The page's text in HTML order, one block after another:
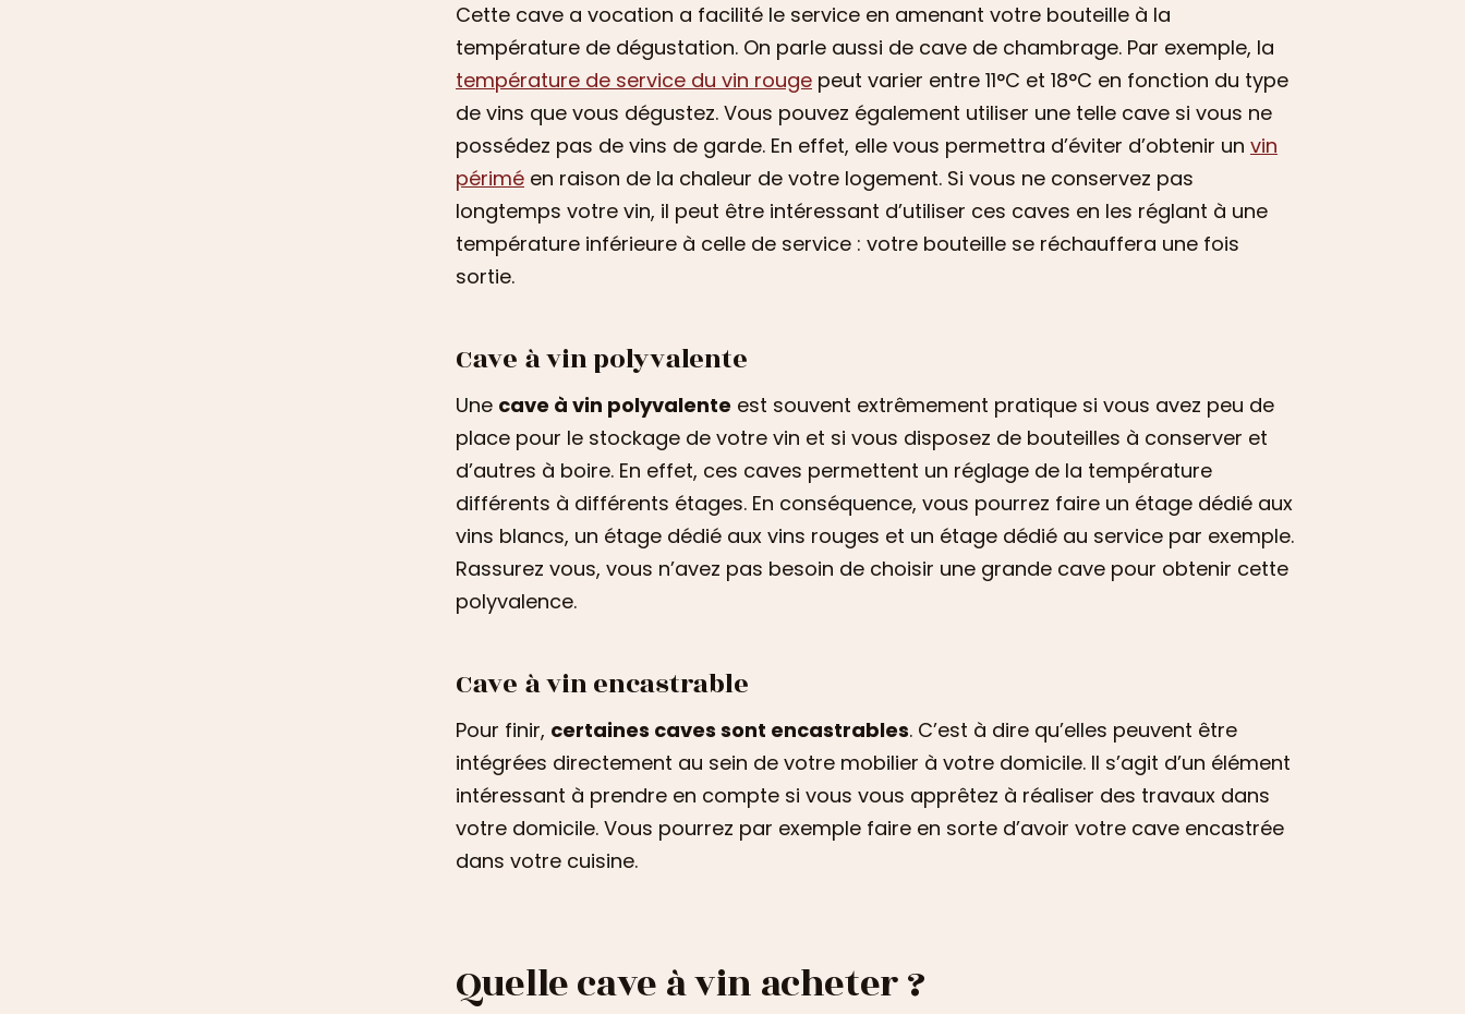
Cette cave a vocation a facilité le service en amenant votre bouteille à la
température de dégustation. On parle aussi de cave de chambrage. Par exemple, la
température de service du vin rouge peut varier entre 11°C et 18°C en fonction du type
de vins que vous dégustez. Vous pouvez également utiliser une telle cave si vous ne
possédez pas de vins de garde. En effet, elle vous permettra d’éviter d’obtenir un vin
périmé en raison de la chaleur de votre logement. Si vous ne conservez pas
longtemps votre vin, il peut être intéressant d’utiliser ces caves en les réglant à une
température inférieure à celle de service : votre bouteille se réchauffera une fois
sortie.
Cave à vin polyvalente
Une cave à vin polyvalente est souvent extrêmement pratique si vous avez peu de
place pour le stockage de votre vin et si vous disposez de bouteilles à conserver et
d’autres à boire. En effet, ces caves permettent un réglage de la température
différents à différents étages. En conséquence, vous pourrez faire un étage dédié aux
vins blancs, un étage dédié aux vins rouges et un étage dédié au service par exemple.
Rassurez vous, vous n’avez pas besoin de choisir une grande cave pour obtenir cette
polyvalence.
Cave à vin encastrable
Pour finir, certaines caves sont encastrables. C’est à dire qu’elles peuvent être
intégrées directement au sein de votre mobilier à votre domicile. Il s’agit d’un élément
intéressant à prendre en compte si vous vous apprêtez à réaliser des travaux dans
votre domicile. Vous pourrez par exemple faire en sorte d’avoir votre cave encastrée
dans votre cuisine.
Quelle cave à vin acheter ?